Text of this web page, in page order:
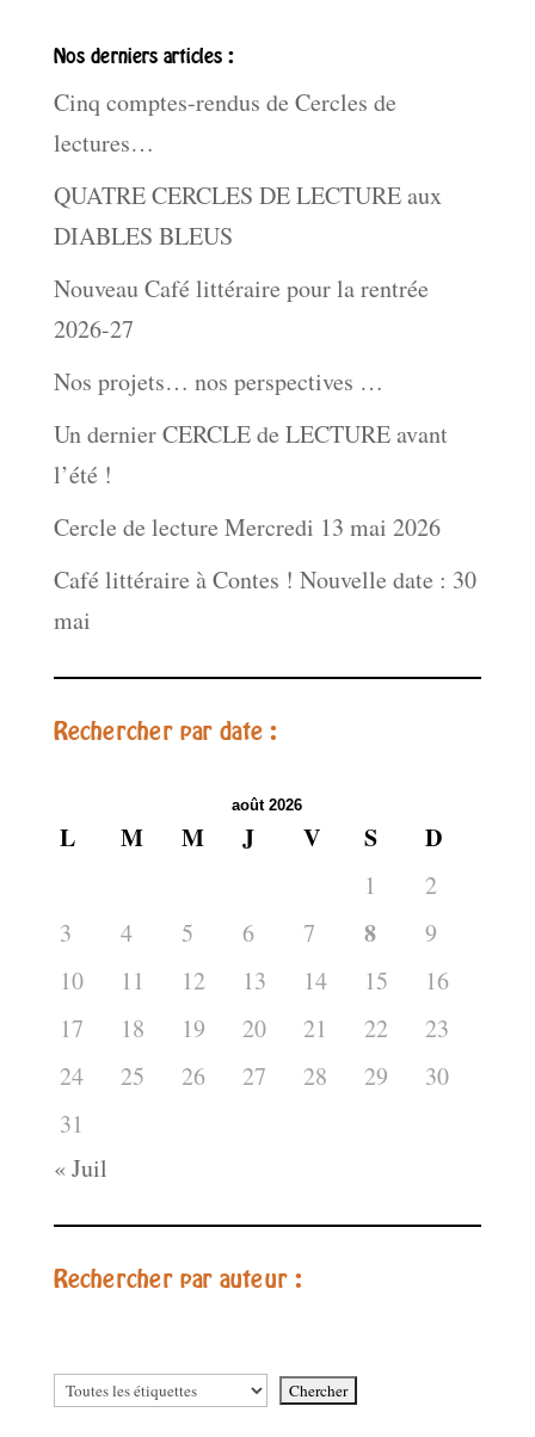
Nos derniers articles :
Cinq comptes-rendus de Cercles de
lectures…
QUATRE CERCLES DE LECTURE aux
DIABLES BLEUS
Nouveau Café littéraire pour la rentrée
2026-27
Nos projets… nos perspectives …
Un dernier CERCLE de LECTURE avant
l’été !
Cercle de lecture Mercredi 13 mai 2026
Café littéraire à Contes ! Nouvelle date : 30
mai
Rechercher par date :
août 2026
L M M J V S D
1
2
3
4 5 6 7 8
9
10
11 12 13 14 15
16
17
18 19 20 21 22
23
24
25 26 27 28 29
30
31
« Juil
Rechercher par auteur :